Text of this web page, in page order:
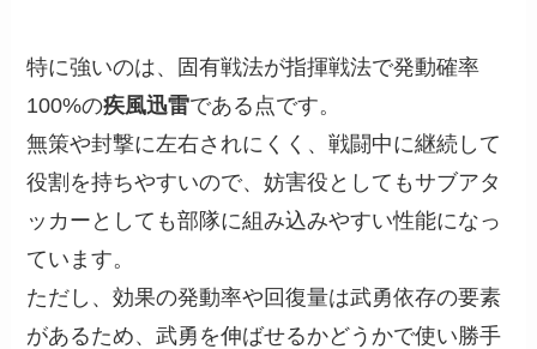
特に強いのは、固有戦法が指揮戦法で発動確率
100%の疾風迅雷である点です。
無策や封撃に左右されにくく、戦闘中に継続して
役割を持ちやすいので、妨害役としてもサブアタ
ッカーとしても部隊に組み込みやすい性能になっ
ています。
ただし、効果の発動率や回復量は武勇依存の要素
があるため、武勇を伸ばせるかどうかで使い勝手